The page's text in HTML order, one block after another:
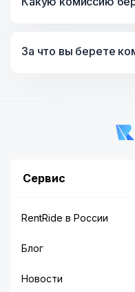
За что вы берете
Сервис
RentRide в России
Блог
Новости